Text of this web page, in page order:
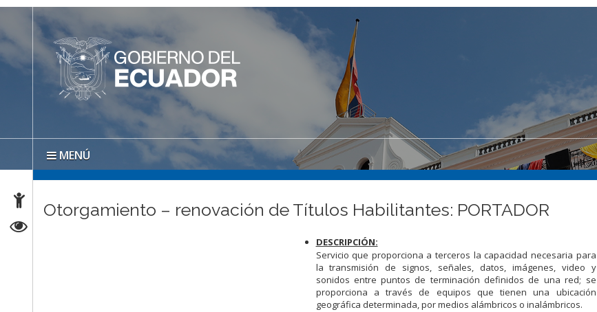
MENÚ
Otorgamiento – renovación de Títulos Habilitantes: PORTADOR
DESCRIPCIÓN:
Servicio que proporciona a terceros la capacidad necesaria para
la transmisión de signos, señales, datos, imágenes, video y
sonidos entre puntos de terminación definidos de una red; se
proporciona a través de equipos que tienen una ubicación
geográfica determinada, por medios alámbricos o inalámbricos.